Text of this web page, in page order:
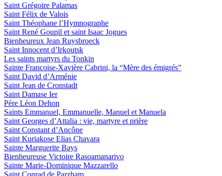
Saint Grégoire Palamas
Saint Félix de Valois
Saint Théophane l’Hymnographe
Saint René Goupil et saint Isaac Jogues
Bienheureux Jean Ruysbroeck
Saint Innocent d’Irkoutsk
Les saints martyrs du Tonkin
Sainte Françoise-Xavière Cabrini, la “Mère des émigrés”
Saint David d’Arménie
Saint Jean de Cronstadt
Saint Damase Ier
Père Léon Dehon
Saints Emmanuel, Emmanuelle, Manuel et Manuela
Saint Georges d’Attalia : vie, martyre et prière
Saint Constant d’Ancône
Saint Kuriakose Elias Chavara
Sainte Marguerite Bays
Bienheureuse Victoire Rasoamanarivo
Sainte Marie-Dominique Mazzarello
Saint Conrad de Parzham